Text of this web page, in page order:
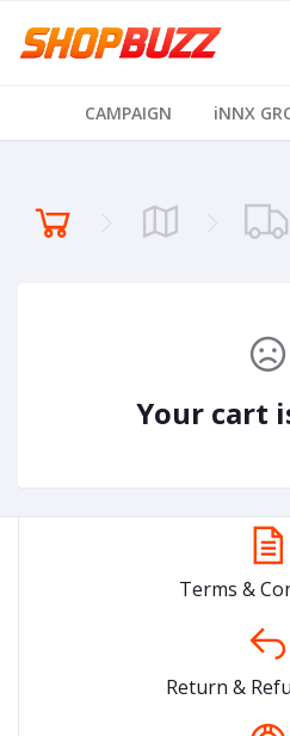
CAMPAIGN iNNX
Your cart
Terms &
Return &